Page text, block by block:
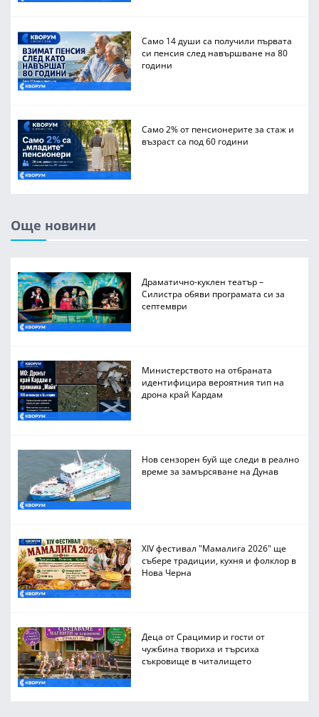
Само 14 души са получили първата
си пенсия след навършване на 80
години
Само 2% от пенсионерите за стаж и
възраст са под 60 години
Още новини
Драматично-куклен театър –
Силистра обяви програмата си за
септември
Министерството на отбраната
идентифицира вероятния тип на
дрона край Кардам
Нов сензорен буй ще следи в реално
време за замърсяване на Дунав
XIV фестивал "Мамалига 2026" ще
събере традиции, кухня и фолклор в
Нова Черна
Деца от Срацимир и гости от
чужбина твориха и търсиха
съкровище в читалището